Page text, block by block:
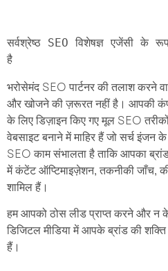
सर्वश्रेष्ठ SEO विशेषज्ञ एजेंसी के
भरोसेमंद SEO पार्टनर की तलाश करने
और खोजने की ज़रूरत नहीं है। आपकी
के लिए डिज़ाइन किए गए मूल SEO
वेबसाइट बनाने में माहिर हैं जो सर्च
SEO काम संभालता है ताकि आपका
में कंटेंट ऑप्टिमाइज़ेशन, तकनीकी जाँच,
शामिल हैं।
हम आपको ठोस लीड प्राप्त करने और न
डिजिटल मीडिया में आपके ब्रांड की
हैं।